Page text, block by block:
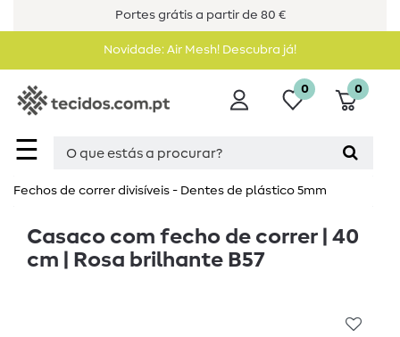
Portes grátis a partir de 80 €
Novidade: Air Mesh! Descubra já!
☰
0 0
Fechos de correr divisíveis - Dentes de plástico 5mm
Casaco com fecho de correr | 40
cm | Rosa brilhante B57